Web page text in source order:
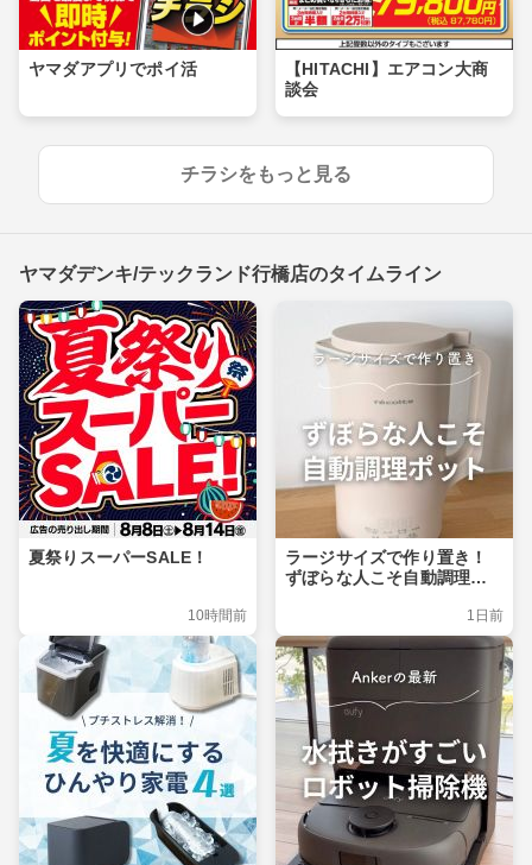
ヤマダアプリでポイ活
【HITACHI】エアコン大商
談会
チラシをもっと見る
ヤマダデンキ/テックランド行橋店のタイムライン
夏祭りスーパーSALE！
10時間前
ラージサイズで作り置き！
ずぼらな人こそ自動調理ポ
1日前